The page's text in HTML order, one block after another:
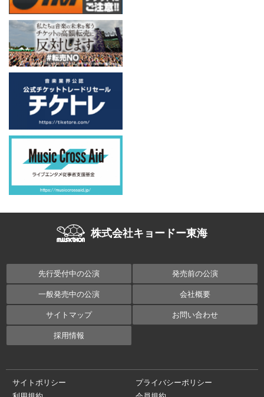
株式会社キョードー東海
先行受付中の公演 発売前の公演
一般発売中の公演 会社概要
サイトマップ お問い合わせ
採用情報
サイトポリシー
プライバシーポリシー